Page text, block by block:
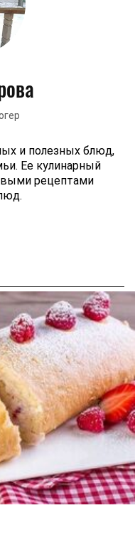
и полезных блюд,
Ее кулинарный
рецептами